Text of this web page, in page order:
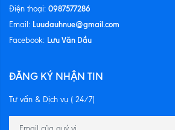
Điện thoại: 0987577286
Email: Luudauhnue@gmail.com
Facebook: Lưu Văn Dầu
ĐĂNG KÝ NHẬN TIN
Tư vấn & Dịch vụ ( 24/7)